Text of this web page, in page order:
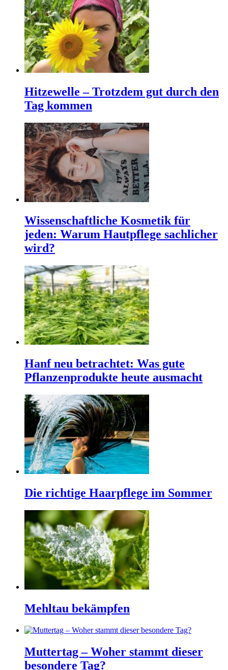
Hitzewelle – Trotzdem gut durch den
Tag kommen
Wissenschaftliche Kosmetik für
jeden: Warum Hautpflege sachlicher
wird?
Hanf neu betrachtet: Was gute
Pflanzenprodukte heute ausmacht
Die richtige Haarpflege im Sommer
Mehltau bekämpfen
Muttertag – Woher stammt dieser
besondere Tag?